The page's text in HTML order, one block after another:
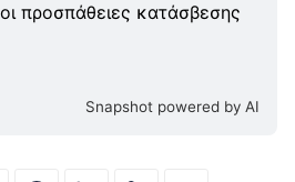
προσπάθειες κατάσβεσης
Snapshot powered by AI